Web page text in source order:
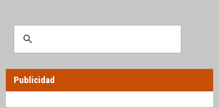
Publicidad